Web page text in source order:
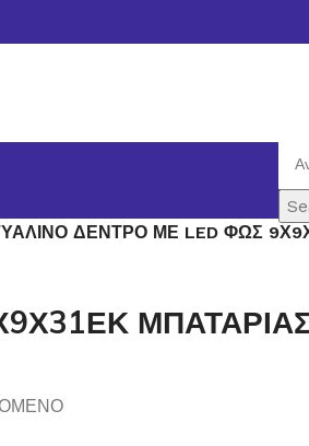
ΔΕΝΤΡΟ ΜΕ LED ΦΩΣ